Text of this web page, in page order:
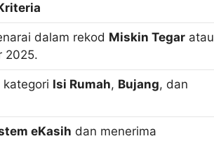
dalam rekod Miskin Tegar atau
2025.
kategori Isi Rumah, Bujang, dan
eKasih dan menerima